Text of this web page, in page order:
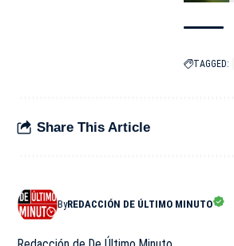
TAGGED:
Share This Article
ByREDACCIÓN DE ÚLTIMO MINUTO